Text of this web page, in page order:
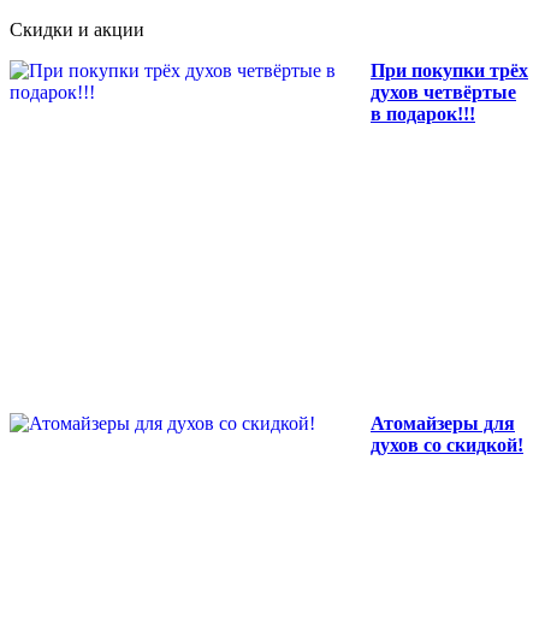
Скидки и акции
При покупки трёх
духов четвёртые
в подарок!!!
Атомайзеры для
духов со скидкой!